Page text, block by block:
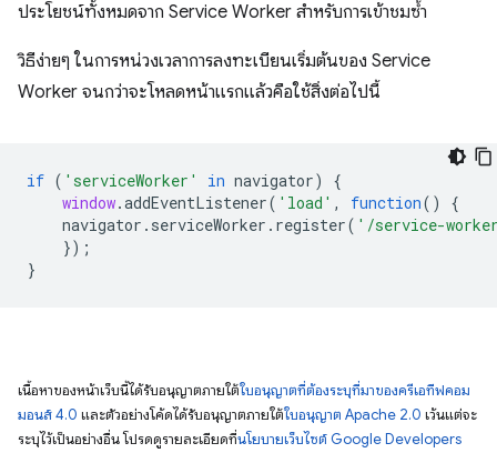
ประโยชน์ทั้งหมดจาก Service Worker สำหรับการเข้าชมซ้ำ
วิธีง่ายๆ ในการหน่วงเวลาการลงทะเบียนเริ่มต้นของ Service
Worker จนกว่าจะโหลดหน้าแรกแล้วคือใช้สิ่งต่อไปนี้
if ( 'serviceWorker' in navigator)
{
window.addEventListener( 'load' , function()
{
navigator . serviceWorker . register( '/service-
});
}
เนื้อหาของหน้าเว็บนี้ได้รับอนุญาตภายใต้ใบอนุญาตที่ต้องระบุที่มาของครีเอทีฟคอม
มอนส์ 4.0 และตัวอย่างโค้ดได้รับอนุญาตภายใต้ใบอนุญาต Apache 2.0 เว้นแต่จะ
ระบุไว้เป็นอย่างอื่น โปรดดูรายละเอียดที่นโยบายเว็บไซต์ Google Developers